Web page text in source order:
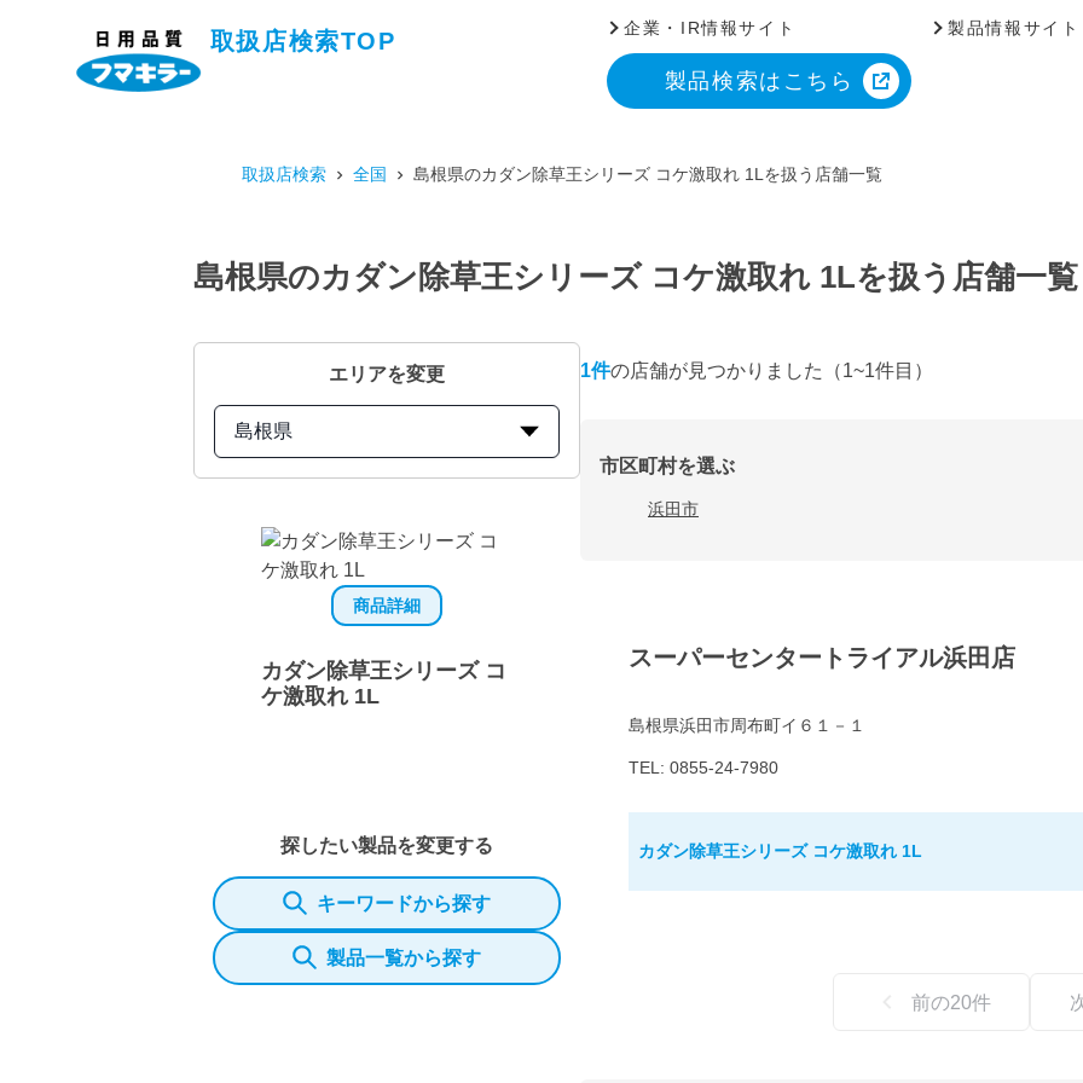
取扱店検索TOP
企業・IR情報サイト 製品情報サイト
製品検索はこちら
取扱店検索 全国 島根県のカダン除草王シリーズ コケ激取れ 1Lを扱う店舗一覧
島根県のカダン除草王シリーズ コケ激取れ 1Lを扱う店舗一覧
エリアを変更
島根県
商品詳細
カダン除草王シリーズ コ
ケ激取れ 1L
探したい製品を変更する
キーワードから探す
製品一覧から探す
1件の店舗が見つかりました （1~1件目）
市区町村を選ぶ
浜田市
スーパーセンタートライアル浜田店
島根県浜田市周布町イ６１－１
TEL: 0855-24-7980
カダン除草王シリーズ コケ激取れ 1L
前の20件